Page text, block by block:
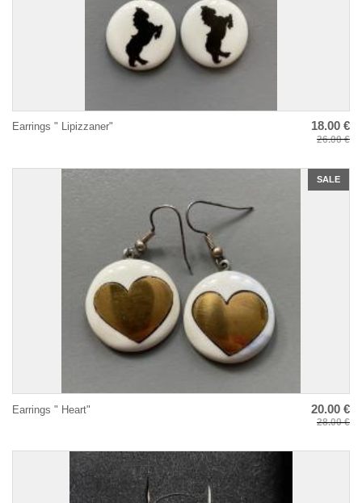
Earrings " Lipizzaner" 18.00 €
26.00 €
SALE
Earrings " Heart" 20.00 €
28.00 €